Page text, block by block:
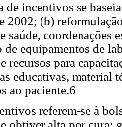
de incentivos se
2002; (b)
saúde, coordenações
de equipamentos de
recursos para
educativas, material
ao paciente.6
referem-se à